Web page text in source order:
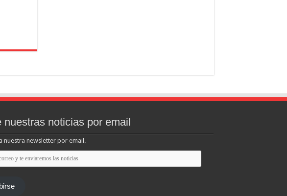
nuestras noticias por email
nuestra newsletter por email.